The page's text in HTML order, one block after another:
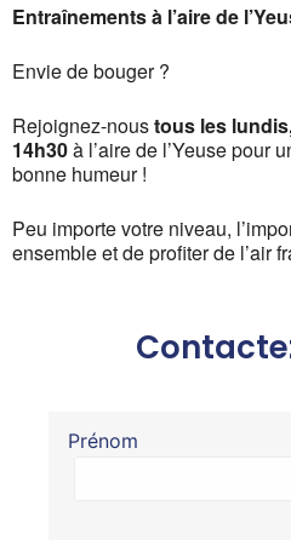
Entraînements à l’aire de
Envie de bouger ?
Rejoignez-noustous les
14h30à l’aire de l’Yeuse pour
bonne humeur !
Peu importe votre niveau,
ensemble et de profiter de l’air
Prénom